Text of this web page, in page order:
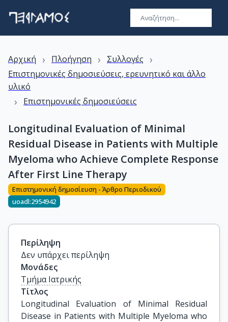
Αρχική › Πλοήγηση › Συλλογές ›
Επιστημονικές δημοσιεύσεις, ερευνητικό και άλλο
υλικό
› Επιστημονικές δημοσιεύσεις
Longitudinal Evaluation of Minimal
Residual Disease in Patients with Multiple
Myeloma who Achieve Complete Response
After First Line Therapy
Επιστημονική δημοσίευση - Άρθρο Περιοδικού
uoadl:2954942
Περίληψη
Δεν υπάρχει περίληψη
Μονάδες
Τμήμα Ιατρικής
Τίτλος
Longitudinal Evaluation of Minimal Residual
Disease in Patients with Multiple Myeloma who